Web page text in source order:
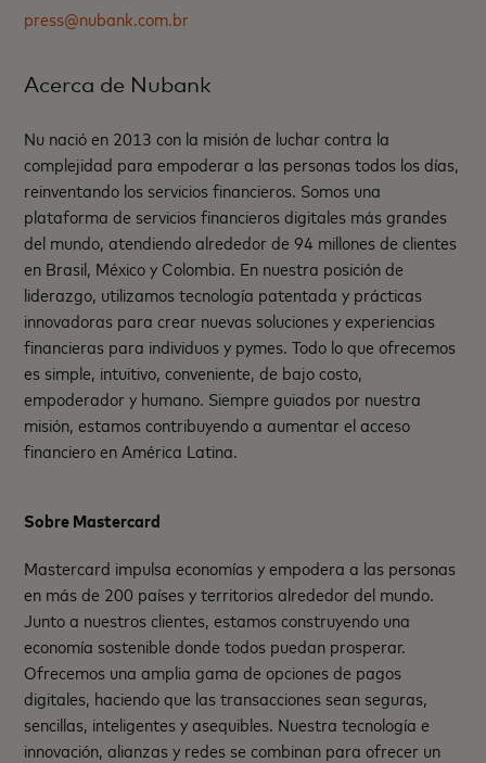
press@nubank.com.br
Acerca de Nubank
Nu nació en 2013 con la misión de luchar contra la
complejidad para empoderar a las personas todos los días,
reinventando los servicios financieros. Somos una
plataforma de servicios financieros digitales más grandes
del mundo, atendiendo alrededor de 94 millones de clientes
en Brasil, México y Colombia. En nuestra posición de
liderazgo, utilizamos tecnología patentada y prácticas
innovadoras para crear nuevas soluciones y experiencias
financieras para individuos y pymes. Todo lo que ofrecemos
es simple, intuitivo, conveniente, de bajo costo,
empoderador y humano. Siempre guiados por nuestra
misión, estamos contribuyendo a aumentar el acceso
financiero en América Latina.
Sobre Mastercard
Mastercard impulsa economías y empodera a las personas
en más de 200 países y territorios alrededor del mundo.
Junto a nuestros clientes, estamos construyendo una
economía sostenible donde todos puedan prosperar.
Ofrecemos una amplia gama de opciones de pagos
digitales, haciendo que las transacciones sean seguras,
sencillas, inteligentes y asequibles. Nuestra tecnología e
innovación, alianzas y redes se combinan para ofrecer un